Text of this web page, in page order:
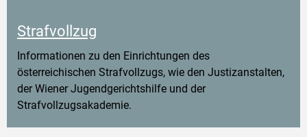
Strafvollzug
Informationen zu den Einrichtungen des
österreichischen Strafvollzugs, wie den Justizanstalten,
der Wiener Jugendgerichtshilfe und der
Strafvollzugsakademie.